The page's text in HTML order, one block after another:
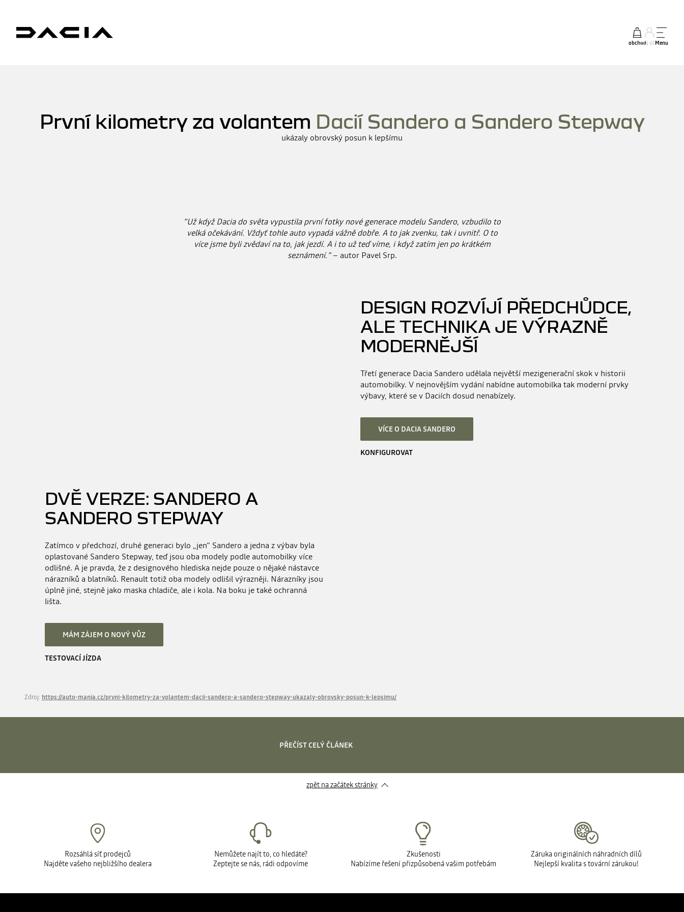
obchodmůj účetMenu
První kilometry za volantem Dacií Sandero a Sandero Stepway
ukázaly obrovský posun k lepšímu
"Už když Dacia do světa vypustila první fotky nové generace modelu Sandero, vzbudilo to
velká očekávání. Vždyť tohle auto vypadá vážně dobře. A to jak zvenku, tak i uvnitř. O to
více jsme byli zvědaví na to, jak jezdí. A i to už teď víme, i když zatím jen po krátkém
seznámení."– autor Pavel Srp.
DESIGN ROZVÍJÍ PŘEDCHŮDCE,
ALE TECHNIKA JE VÝRAZNĚ
MODERNĚJŠÍ
Třetí generace Dacia Sandero udělala největší mezigenerační skok v historii
automobilky. V nejnovějším vydání nabídne automobilka tak moderní prvky
výbavy, které se v Daciích dosud nenabízely.
VÍCE O DACIA SANDERO
KONFIGUROVAT
DVĚ VERZE: SANDERO A
SANDERO STEPWAY
Zatímco v předchozí, druhé generaci bylo „jen“ Sandero a jedna z výbav byla
oplastované Sandero Stepway, teď jsou oba modely podle automobilky více
odlišné. A je pravda, že z designového hlediska nejde pouze o nějaké nástavce
nárazníků a blatníků. Renault totiž oba modely odlišil výrazněji. Nárazníky jsou
úplně jiné, stejně jako maska chladiče, ale i kola. Na boku je také ochranná
lišta.
MÁM ZÁJEM O NOVÝ VŮZ
TESTOVACÍ JÍZDA
Zdroj: https://auto-mania.cz/prvni-kilometry-za-volantem-dacii-sandero-a-sandero-stepway-ukazaly-obrovsky-posun-k-lepsimu/
PŘEČÍST CELÝ ČLÁNEK
zpět na začátek stránky
Rozsáhlá síť prodejců
Najděte vašeho nejbližšího dealera
Nemůžete najít to, co hledáte?
Zeptejte se nás, rádi odpovíme
Zkušenosti
Nabízíme řešení přizpůsobená vašim potřebám
Záruka originálních náhradních dílů
Nejlepší kvalita s tovární zárukou!